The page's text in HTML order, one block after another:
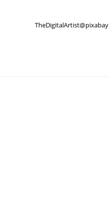
TheDigitalArtist@pixabay